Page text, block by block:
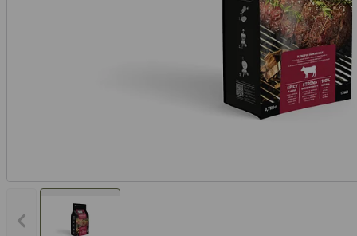
Vorheriges Bild anzeigen